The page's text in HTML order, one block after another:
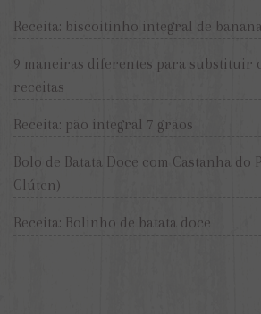
Receita: biscoitinho integral de
9 maneiras diferentes para substituir
receitas
Receita: pão integral 7 grãos
Bolo de Batata Doce com Castanha do
Glúten)
Receita: Bolinho de batata doce